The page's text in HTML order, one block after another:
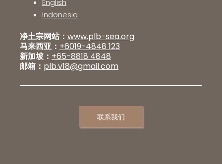
English
Indonesia
净土宗网站： www.plb-sea.org
马来西亚： +6019-4848 123
新加坡： +65-8818 4848
邮箱： plb.v18@gmail.com
联系我们